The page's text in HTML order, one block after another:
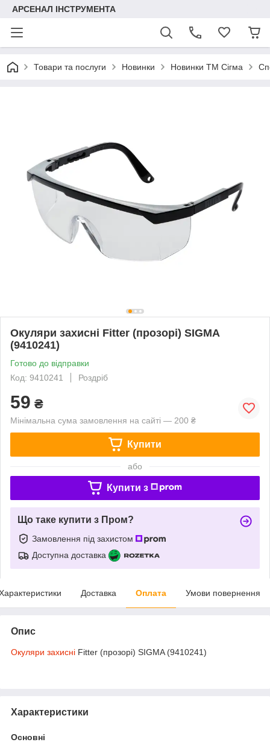
АРСЕНАЛ ІНСТРУМЕНТА
Товари та послуги Новинки Новинки ТМ Сігма
Окуляри захисні Fitter (прозорі) SIGMA
(9410241)
Готово до відправки
Код: 9410241
Роздріб
59 ₴
Мінімальна сума замовлення на сайті — 200 ₴
Купити
або
Купити з
Що таке купити з Пром?
Замовлення під захистом
Доступна доставка
Доставка Оплата Умови повернення
Опис
Окуляри захисні Fitter (прозорі) SIGMA (9410241)
Характеристики
Основні